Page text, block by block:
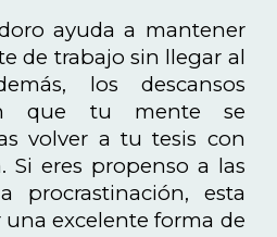
ayuda a mantener
de trabajo sin llegar al
los descansos
que tu mente se
volver a tu tesis con
Si eres propenso a las
procrastinación, esta
excelente forma de